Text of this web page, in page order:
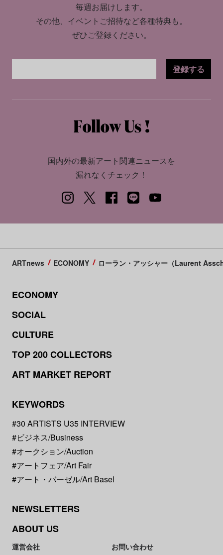
毎週お届けします。
その他、イベントご招待など各種特典も。
ぜひご登録ください。
登録する
国内外の最新アート関連ニュースを
漏れなくチェック！
ARTnews ECONOMY ローラン・アッシャー（Laurent
ECONOMY
SOCIAL
CULTURE
TOP 200 COLLECTORS
ART MARKET REPORT
KEYWORDS
#30 ARTISTS U35 INTERVIEW
#ビジネス/Business
#オークション/Auction
#アートフェア/Art Fair
#アート・バーゼル/Art Basel
NEWSLETTERS
ABOUT US
運営会社 お問い合わせ